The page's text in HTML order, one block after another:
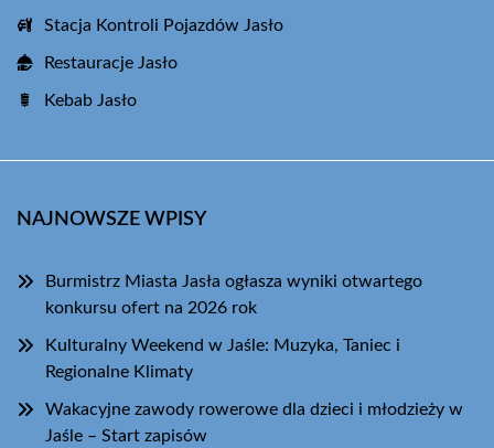
Stacja Kontroli Pojazdów Jasło
Restauracje Jasło
Kebab Jasło
NAJNOWSZE WPISY
Burmistrz Miasta Jasła ogłasza wyniki otwartego
konkursu ofert na 2026 rok
Kulturalny Weekend w Jaśle: Muzyka, Taniec i
Regionalne Klimaty
Wakacyjne zawody rowerowe dla dzieci i młodzieży w
Jaśle – Start zapisów